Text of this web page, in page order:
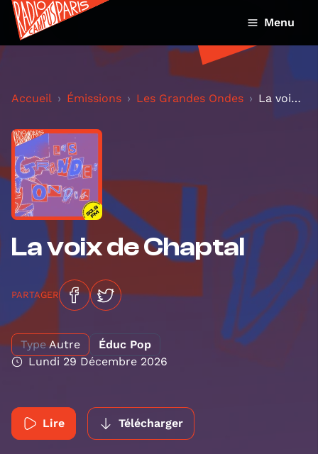
Menu
Accueil Émissions Les Grandes Ondes La voix de Chaptal
La voix de Chaptal
PARTAGER
Type Autre
Éduc Pop
Lundi 29 Décembre 2026
Lire Télécharger